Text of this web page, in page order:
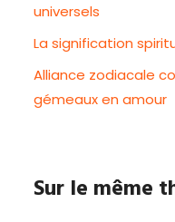
universels
La signification
Alliance zodiacale
gémeaux en amour
Sur le même